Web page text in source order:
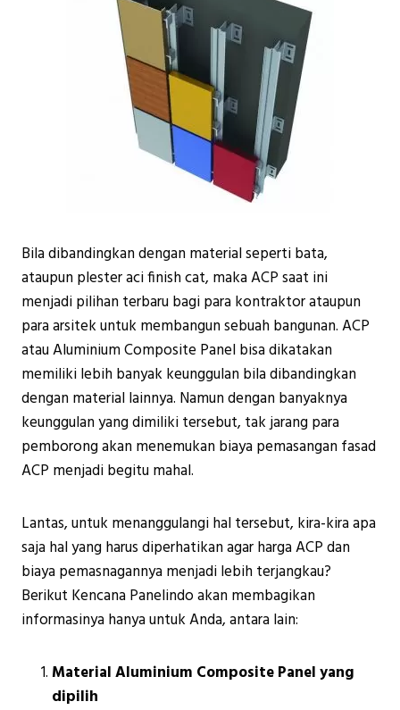
Bila dibandingkan dengan material seperti bata,
ataupun plester aci finish cat, maka ACP saat ini
menjadi pilihan terbaru bagi para kontraktor ataupun
para arsitek untuk membangun sebuah bangunan. ACP
atau Aluminium Composite Panel bisa dikatakan
memiliki lebih banyak keunggulan bila dibandingkan
dengan material lainnya. Namun dengan banyaknya
keunggulan yang dimiliki tersebut, tak jarang para
pemborong akan menemukan biaya pemasangan fasad
ACP menjadi begitu mahal.
Lantas, untuk menanggulangi hal tersebut, kira-kira apa
saja hal yang harus diperhatikan agar harga ACP dan
biaya pemasnagannya menjadi lebih terjangkau?
Berikut Kencana Panelindo akan membagikan
informasinya hanya untuk Anda, antara lain:
Material Aluminium Composite Panel yang
dipilih